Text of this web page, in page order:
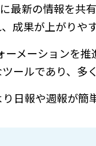
最新の情報を共
成果が上がりや
メーションを
ールであり、多
日報や週報が簡